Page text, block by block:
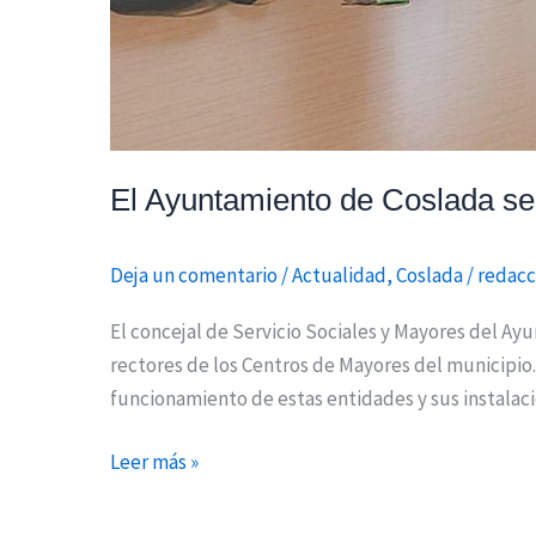
El Ayuntamiento de Coslada
Deja un comentario/Actualidad,Coslada/
El concejal de Servicio Sociales y Mayores del
rectores de los Centros de Mayores del
funcionamiento de estas entidades y sus
Leer más »